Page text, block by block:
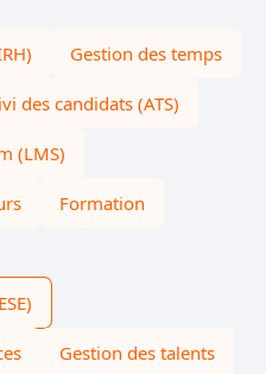
Gestion des temps
des candidats (ATS)
(LMS)
Formation
Gestion des talents